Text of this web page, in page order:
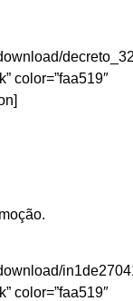
color=”faa519″
color=”faa519″